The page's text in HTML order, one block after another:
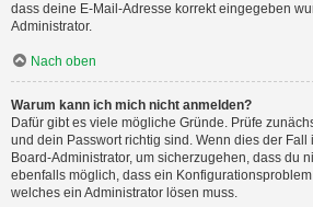
dass deine E-Mail-Adresse korrekt eingegeben
Administrator.
Nach oben
Warum kann ich mich nicht anmelden?
Dafür gibt es viele mögliche Gründe. Prüfe
und dein Passwort richtig sind. Wenn dies der Fall
Board-Administrator, um sicherzugehen, dass du
ebenfalls möglich, dass ein
welches ein Administrator lösen muss.